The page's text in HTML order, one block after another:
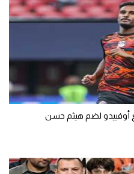
أوفييدو لضم هيثم حسن